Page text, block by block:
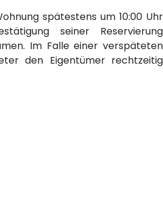
spätestens um 10:00 Uhr
seiner Reservierung
Im Falle einer verspäteten
den Eigentümer rechtzeitig